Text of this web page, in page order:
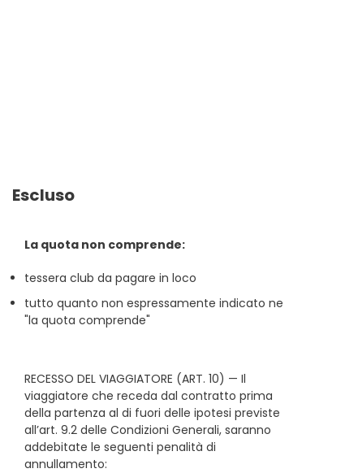
Escluso
La quota non comprende:
tessera club da pagare in loco
tutto quanto non espressamente indicato ne
"la quota comprende"
RECESSO DEL VIAGGIATORE (ART. 10) — Il
viaggiatore che receda dal contratto prima
della partenza al di fuori delle ipotesi previste
all’art. 9.2 delle Condizioni Generali, saranno
addebitate le seguenti penalità di
annullamento: